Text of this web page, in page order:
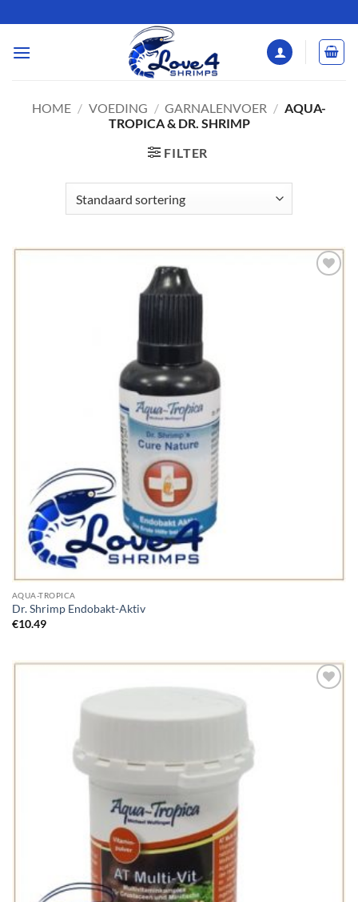
naar
inhoud
HOME / VOEDING / GARNALENVOER / AQUA-
TROPICA & DR. SHRIMP
FILTER
AQUA-TROPICA
Dr. Shrimp Endobakt-Aktiv
€10.49